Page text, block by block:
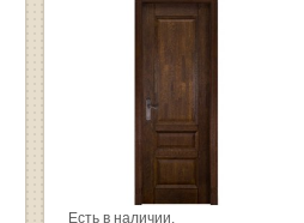
Есть в наличии.